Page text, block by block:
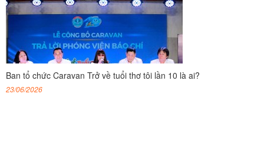
Ban tổ chức Caravan Trở về tuổi thơ tôi lần 10 là ai?
23/06/2026